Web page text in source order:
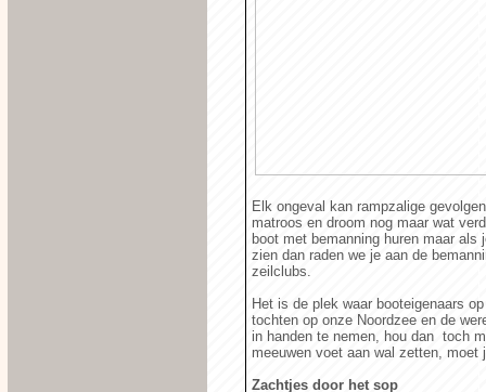
Elk ongeval kan rampzalige
matroos en droom nog maar wat
boot met bemanning huren maar
zien dan raden we je aan de
zeilclubs.
Het is de plek waar booteigenaars
tochten op onze Noordzee en de
in handen te nemen, hou dan toch
meeuwen voet aan wal zetten, moet
Zachtjes door het sop